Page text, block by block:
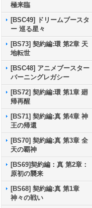
極来臨
[BSC49] ドリームブースタ
ー 巡る星々
[BS73] 契約編:環 第2章 天
地転世
[BSC48] アニメブースター
バーニングレガシー
[BS72] 契約編:環 第1章 廻
帰再醒
[BS71] 契約編:真 第4章 神
王の帰還
[BS70] 契約編:真 第3章 全
天の覇神
[BS69]契約編：真 第2章：
原初の襲来
[BS68] 契約編:真 第1章
神々の戦い